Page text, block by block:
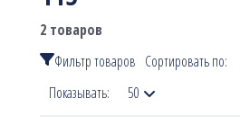
2 товаров
Фильтр товаров Сортировать по:
Показывать:
50